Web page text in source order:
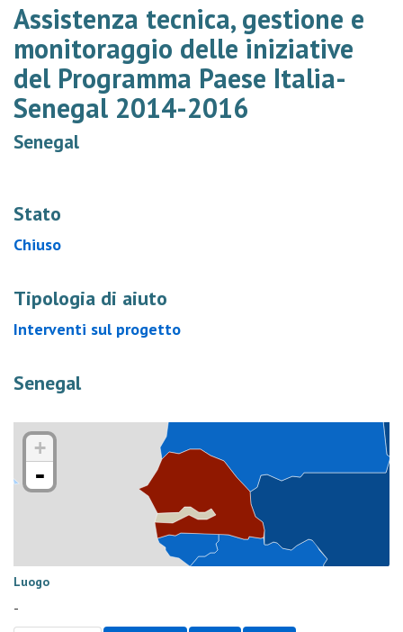
Assistenza tecnica, gestione e
monitoraggio delle iniziative
del Programma Paese Italia-
Senegal 2014-2016
Senegal
Stato
Chiuso
Tipologia di aiuto
Interventi sul progetto
Senegal
+
-
Luogo
-